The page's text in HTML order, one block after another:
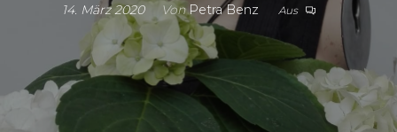
14. März 2020 VonPetra Benz Aus